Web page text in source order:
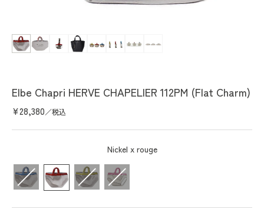
media
1
in
Elbe Chapri HERVE CHAPELIER 112PM (Flat Charm)
Regular
¥28,380／税込
Nickel x rouge
color